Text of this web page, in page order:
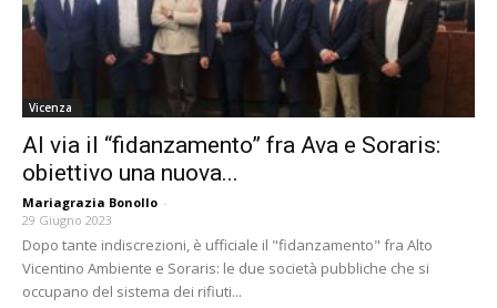
Vicenza
Al via il “fidanzamento” fra Ava e Soraris:
obiettivo una nuova...
Mariagrazia Bonollo -
29 Giugno 2023
Dopo tante indiscrezioni, è ufficiale il "fidanzamento" fra Alto
Vicentino Ambiente e Soraris: le due società pubbliche che si
occupano del sistema dei rifiuti...